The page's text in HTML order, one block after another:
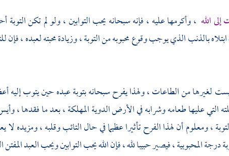
الله ، وأكرمها عليه ، فإنه سبحانه يحب التوابين ، ولو لم تكن التوبة
بالذنب الذي يوجب وقوع محبوبه من التوبة ، وزيادة محبته لعبده ، فإن
لغيرها من الطاعات ، ولهذا يفرح سبحانه بتوبة عبده حين يتوب إليه
التي عليها طعامه وشرابه في الأرض الدوية المهلكة ، بعد ما فقدها ،
ومعلوم أن لهذا الفرح تأثيرا عظيما في حال التائب وقلبه ، ومزيده لا
درجة المحبوبية ، فيصير حبيبا لله ، فإن الله يحب التوابين ويحب العبد